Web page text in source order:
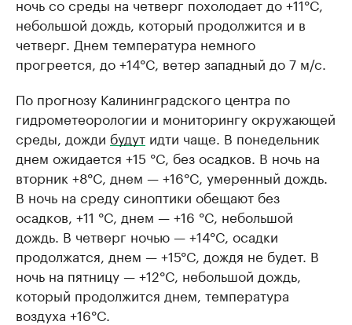
небольшой дождь, который продолжится и в
четверг. Днем температура немного
прогреется, до +14°C, ветер западный до 7 м/с.
По прогнозу Калининградского центра по
гидрометеорологии и мониторингу окружающей
среды, дожди будут идти чаще. В понедельник
днем ожидается +15 °C, без осадков. В ночь на
вторник +8°C, днем — +16°C, умеренный дождь.
В ночь на среду синоптики обещают без
осадков, +11 °C, днем — +16 °C, небольшой
дождь. В четверг ночью — +14°C, осадки
продолжатся, днем — +15°C, дождя не будет. В
ночь на пятницу — +12°C, небольшой дождь,
который продолжится днем, температура
воздуха +16°C.